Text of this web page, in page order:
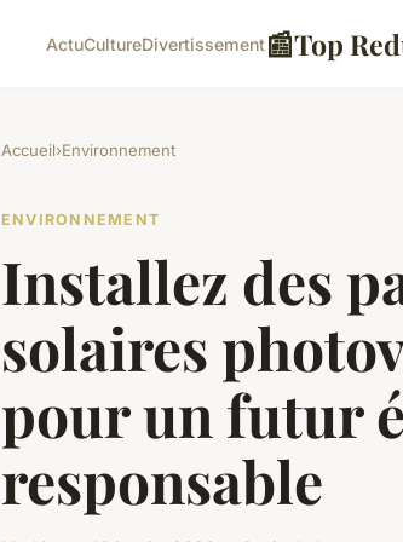
ActuCultureDivertissement📰Top
Accueil›Environnement
ENVIRONNEMENT
Installez des
solaires
pour un futur
responsable